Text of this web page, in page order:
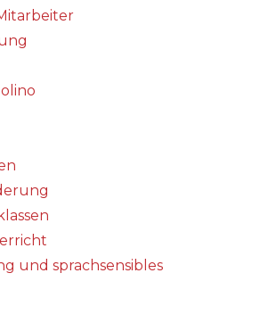
und sprachsensibles